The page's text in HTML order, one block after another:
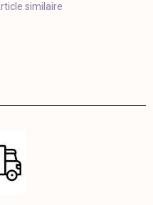
similaire